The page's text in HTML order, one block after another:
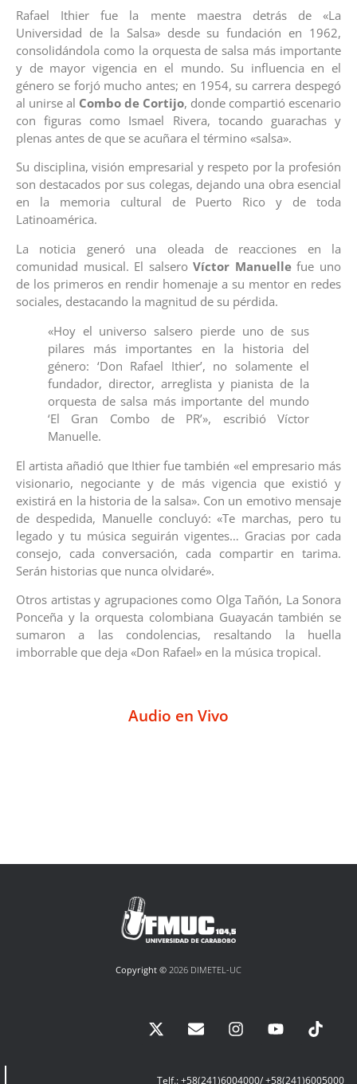
Rafael Ithier fue la mente maestra detrás de «La
Universidad de la Salsa» desde su fundación en 1962,
consolidándola como la orquesta de salsa más importante
y de mayor vigencia en el mundo. Su influencia en el
género se forjó mucho antes; en 1954, su carrera despegó
al unirse al Combo de Cortijo, donde compartió escenario
con figuras como Ismael Rivera, tocando guarachas y
plenas antes de que se acuñara el término «salsa».
Su disciplina, visión empresarial y respeto por la profesión
son destacados por sus colegas, dejando una obra esencial
en la memoria cultural de Puerto Rico y de toda
Latinoamérica.
La noticia generó una oleada de reacciones en la
comunidad musical. El salseroVíctor Manuellefue uno
de los primeros en rendir homenaje a su mentor en redes
sociales, destacando la magnitud de su pérdida.
«Hoy el universo salsero pierde uno de sus
pilares más importantes en la historia del
género: ‘Don Rafael Ithier’, no solamente el
fundador, director, arreglista y pianista de la
orquesta de salsa más importante del mundo
‘El Gran Combo de PR’», escribió Víctor
Manuelle.
El artista añadió que Ithier fue también «el empresario más
visionario, negociante y de más vigencia que existió y
existirá en la historia de la salsa». Con un emotivo mensaje
de despedida, Manuelle concluyó: «Te marchas, pero tu
legado y tu música seguirán vigentes… Gracias por cada
consejo, cada conversación, cada compartir en tarima.
Serán historias que nunca olvidaré».
Otros artistas y agrupaciones como Olga Tañón, La Sonora
Ponceña y la orquesta colombiana Guayacán también se
sumaron a las condolencias, resaltando la huella
imborrable que deja «Don Rafael» en la música tropical.
Audio en Vivo
Copyright © 2026 DIMETEL-UC
Telf.: +58(241)6004000/ +58(241)6005000